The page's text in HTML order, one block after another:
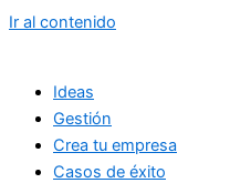
Ir al contenido
Ideas
Gestión
Crea tu empresa
Casos de éxito